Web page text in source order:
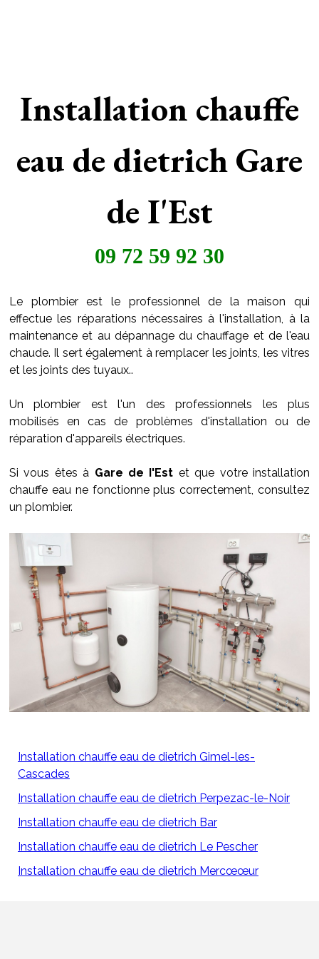
Installation chauffe
eau de dietrich Gare
de I'Est
09 72 59 92 30
Le plombier est le professionnel de la maison qui
effectue les réparations nécessaires à l'installation, à la
maintenance et au dépannage du chauffage et de l'eau
chaude. Il sert également à remplacer les joints, les vitres
et les joints des tuyaux..
Un plombier est l'un des professionnels les plus
mobilisés en cas de problèmes d'installation ou de
réparation d'appareils électriques.
Si vous êtes à Gare de I'Est et que votre installation
chauffe eau ne fonctionne plus correctement, consultez
un plombier.
Installation chauffe eau de dietrich Gimel-les-
Cascades
Installation chauffe eau de dietrich Perpezac-le-Noir
Installation chauffe eau de dietrich Bar
Installation chauffe eau de dietrich Le Pescher
Installation chauffe eau de dietrich Mercœœur